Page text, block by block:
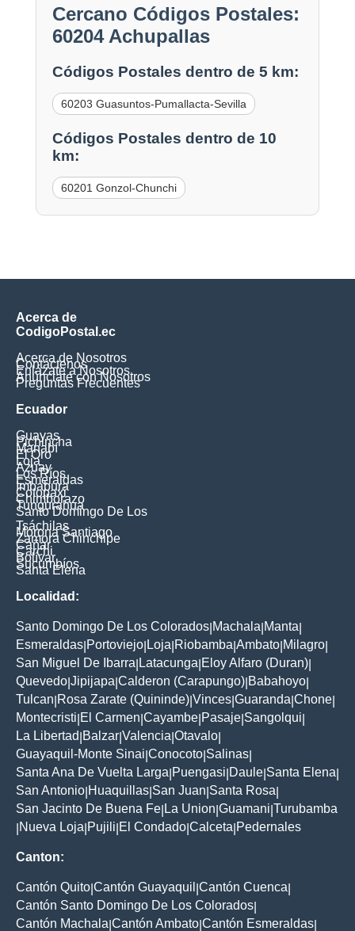
Cercano Códigos Postales:
60204 Achupallas
Códigos Postales dentro de 5 km:
60203 Guasuntos-Pumallacta-Sevilla
Códigos Postales dentro de 10
km:
60201 Gonzol-Chunchi
Acerca de
CodigoPostal.ec
Acerca de Nosotros
Contáctenos
Enlázate a Nosotros
Anúnciate con Nosotros
Preguntas Frecuentes
Ecuador
Guayas
Pichincha
Manabí
El Oro
Loja
Azuay
Los Ríos
Esmeraldas
Imbabura
Cotopaxi
Chimborazo
Tungurahua
Santo Domingo De Los
Tsáchilas
Morona Santiago
Zamora Chinchipe
Cañar
Carchi
Bolívar
Sucumbíos
Santa Elena
Localidad:
Santo Domingo De Los Colorados Machala Manta
Esmeraldas Portoviejo Loja Riobamba Ambato Milagro
San Miguel De Ibarra Latacunga Eloy Alfaro (Duran)
Quevedo Jipijapa Calderon (Carapungo) Babahoyo
Tulcan Rosa Zarate (Quininde) Vinces Guaranda Chone
Montecristi El Carmen Cayambe Pasaje Sangolqui
La Libertad Balzar Valencia Otavalo
Guayaquil-Monte Sinai Conocoto Salinas
Santa Ana De Vuelta Larga Puengasi Daule Santa Elena
San Antonio Huaquillas San Juan Santa Rosa
San Jacinto De Buena Fe La Union Guamani Turubamba
Nueva Loja Pujili El Condado Calceta Pedernales
Canton:
Cantón Quito Cantón Guayaquil Cantón Cuenca
Cantón Santo Domingo De Los Colorados
Cantón Machala Cantón Ambato Cantón Esmeraldas